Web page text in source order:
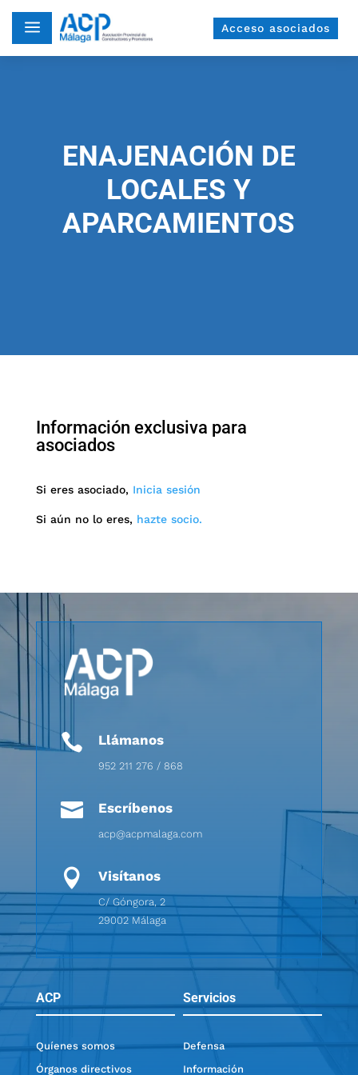
a Acceso asociados
ENAJENACIÓN DE
LOCALES Y
APARCAMIENTOS
Información exclusiva para
asociados
Si eres asociado, Inicia sesión
Si aún no lo eres, hazte socio.
 Llámanos
952 211 276 / 868
 Escríbenos
acp@acpmalaga.com
 Visítanos
C/ Góngora, 2
29002 Málaga
ACP Servicios
Quíenes somos
Órganos directivos
Defensa
Información